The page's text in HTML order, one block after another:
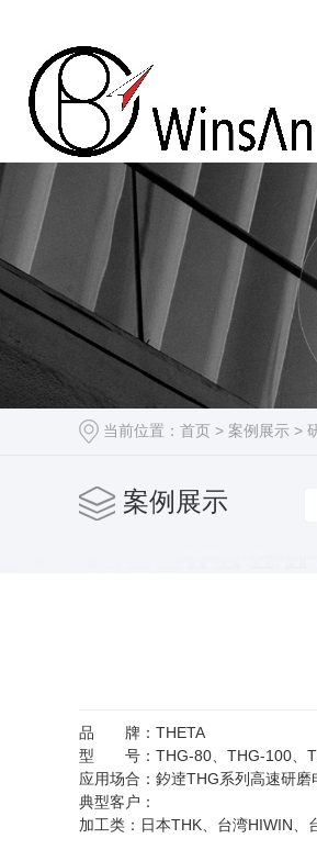
当前位置： 首页 > 案例展示 >
案例展示
品 牌：THETA
型 号：THG-80、THG-100、
应用场合：釸逹THG系列高速研
典型客户：
加工类：日本THK、台湾HIWIN